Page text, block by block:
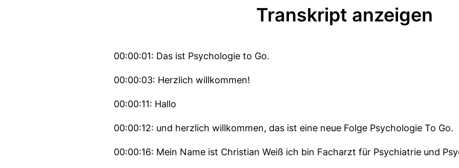
Transkript anzeigen
00:00:01: Das ist Psychologie to Go.
00:00:03: Herzlich willkommen!
00:00:11: Hallo
00:00:12: und herzlich willkommen, das ist eine neue Folge Psychologie To Go.
00:00:16: Mein Name ist Christian Weiß ich bin Facharzt für Psychiatrie und